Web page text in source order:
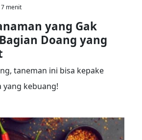
menit
yang Gak
Doang yang
taneman ini bisa kepake
yang kebuang!